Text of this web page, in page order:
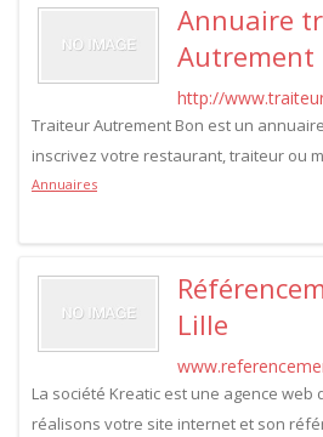
Annuaire
Autrement
http://
Traiteur Autrement Bon est un
inscrivez votre restaurant, traiteur ou
Annuaires
Lille
La société Kreatic est une agence web
réalisons votre site internet et son